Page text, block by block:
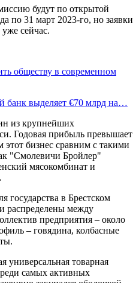
будут по открытой
по 31 март 2023-го, но заявки
сейчас.
обществу в современном
банк выделяет €70 млрд на…
из крупнейших
Годовая прибыль превышает
бизнес сравним с такими
"Смолевичи Бройлер"
мясокомбинат и
государства в Брестском
распределены между
предприятия – около
– говядина, колбасные
универсальная товарная
самых активных